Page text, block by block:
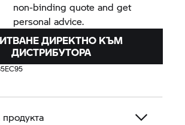
non-binding quote and get
personal advice.
ДИРЕКТНО КЪМ
ДИСТРИБУТОРА